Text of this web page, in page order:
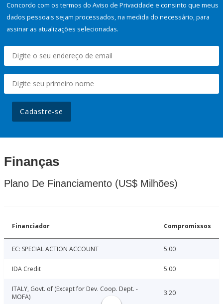
Concordo com os termos do Aviso de Privacidade e consinto que meus
dados pessoais sejam processados, na medida do necessário, para
assinar as atualizações selecionadas.
Cadastre-se
Finanças
Plano De Financiamento (US$ Milhões)
Financiador Compromissos
EC: SPECIAL ACTION ACCOUNT 5.00
IDA Credit 5.00
ITALY, Govt. of (Except for Dev. Coop. Dept. -
MOFA)
3.20